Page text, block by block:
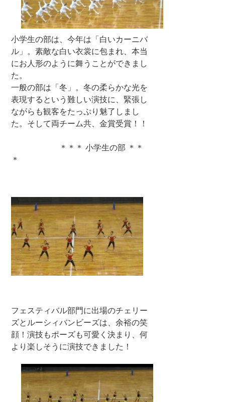
小学生の部は、今年は「白いカーニバ
ル」。素敵な白い衣裳に包まれ、本当
にお人形のように舞うことができまし
た。
一般の部は「冬」。冬の柔らかな光を
表現するという難しい演技に、緊張し
ながらも観客をたっぷり魅了しまし
た。そして両チーム共、金賞受賞！！
＊＊＊ 小学生の部 ＊＊
＊
フェスティバル部門に出場のチェリー
ズとルーシィバンビーズは、余裕の笑
顔！演技もポーズも可愛く決まり、何
より楽しそうに演技できました！